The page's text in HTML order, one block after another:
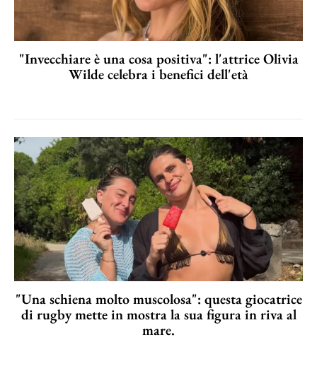
"Invecchiare è una cosa positiva": l'attrice Olivia
Wilde celebra i benefici dell'età
"Una schiena molto muscolosa": questa giocatrice
di rugby mette in mostra la sua figura in riva al
mare.